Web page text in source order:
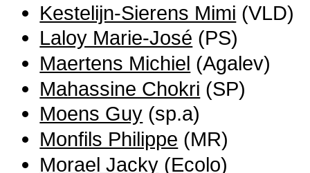
Kestelijn-Sierens Mimi (VLD)
Laloy Marie-José (PS)
Maertens Michiel (Agalev)
Mahassine Chokri (SP)
Moens Guy (sp.a)
Monfils Philippe (MR)
Morael Jacky (Ecolo)